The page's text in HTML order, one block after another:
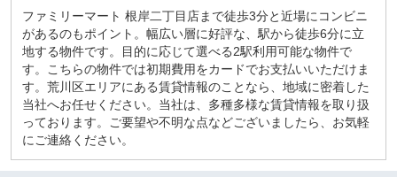
ファミリーマート 根岸二丁目店まで徒歩3分と近場にコンビニ
があるのもポイント。幅広い層に好評な、駅から徒歩6分に立
地する物件です。目的に応じて選べる2駅利用可能な物件で
す。こちらの物件では初期費用をカードでお支払いいただけま
す。荒川区エリアにある賃貸情報のことなら、地域に密着した
当社へお任せください。当社は、多種多様な賃貸情報を取り扱
っております。ご要望や不明な点などございましたら、お気軽
にご連絡ください。